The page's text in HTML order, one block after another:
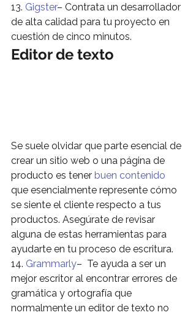
13. Gigster– Contrata un desarrollador
de alta calidad para tu proyecto en
cuestión de cinco minutos.
Editor de texto
Se suele olvidar que parte esencial de
crear un sitio web o una página de
producto es tener buen contenido
que esencialmente represente cómo
se siente el cliente respecto a tus
productos. Asegúrate de revisar
alguna de estas herramientas para
ayudarte en tu proceso de escritura.
14. Grammarly–  Te ayuda a ser un
mejor escritor al encontrar errores de
gramática y ortografía que
normalmente un editor de texto no